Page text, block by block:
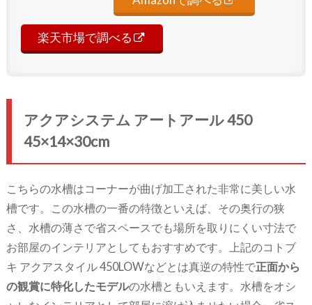
楽天市場で調べる
アクアシステム アートアール 450
45×14×30cm
こちらの水槽はコーナーが曲げ加工された非常に美しい水
槽です。この水槽の一番の特徴といえば、その奥行の狭
さ、水槽の薄さで省スペースでも場所を取りにくい寸法で
お部屋のインテリアとしてもおすすめです。上記のコトブ
キ アクアスタイル 450LOWなどとは真逆の特性で正面から
の観賞に特化したモデルの水槽ともいえます。水槽をオシ